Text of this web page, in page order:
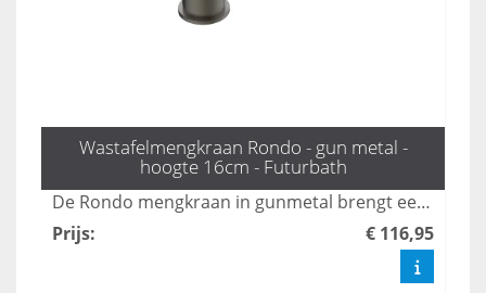
Wastafelmengkraan Rondo - gun metal -
hoogte 16cm - Futurbath
De Rondo mengkraan in gunmetal brengt een vleugje industriële chic naar uw badkamer en is 16 cm hoog. Deze kraan verenigt een stijlvolle uitstraling met praktische functionaliteit, waardoor hij een perfecte aanvulling is voor elke moderne badkamer. Upgrade uw ruimte met deze unieke, designgerichte oplossing.
Prijs: € 116,95